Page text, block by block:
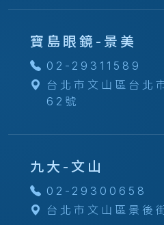
寶島眼鏡-景美
02-29311589
台北市文山區台北
62號
九大-文山
02-29300658
台北市文山區景後